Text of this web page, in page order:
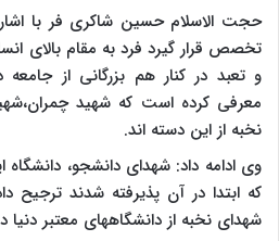
حجت الاسلام حسین شاکری فر با اشاره
تخصص قرار گیرد فرد به مقام بالای
و تعبد در کنار هم بزرگانی از جامعه
معرفی کرده است که شهید
نخبه از این دسته اند.
وی ادامه داد: شهدای دانشجو، دانشگاه
که ابتدا در آن پذیرفته شدند ترجیح
شهدای نخبه از دانشگاههای معتبر